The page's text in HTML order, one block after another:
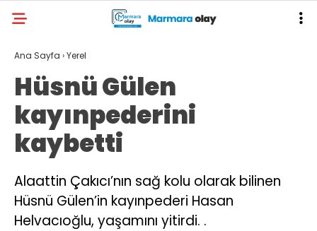
Ana Sayfa ›Yerel
Hüsnü Gülen
kayınpederini
kaybetti
Alaattin Çakıcı’nın sağ kolu olarak bilinen
Hüsnü Gülen’in kayınpederi Hasan
Helvacıoğlu, yaşamını yitirdi. .